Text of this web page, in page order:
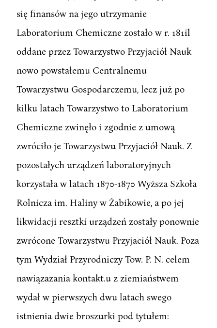
się finansów na jego utrzymanie
Laboratorium Chemiczne zostało w r. 181il
oddane przez Towarzystwo Przyjaciół Nauk
nowo powstałemu Centralnemu
Towarzystwu Gospodarczemu, lecz już po
kilku latach Towarzystwo to Laboratorium
Chemiczne zwinęło i zgodnie z umową
zwróciło je Towarzystwu Przyjaciół Nauk. Z
pozostałych urządzeń laboratoryjnych
korzystała w latach 1870-1870 Wyższa Szkoła
Rolnicza im. Haliny w Żabikowie, a po jej
likwidacji resztki urządzeń zostały ponownie
zwrócone Towarzystwu Przyjaciół Nauk. Poza
tym Wydział Przyrodniczy Tow. P. N. celem
nawiązazania kontakt.u z ziemiaństwem
wydał w pierwszych dwu latach swego
istnienia dwie broszurki pod tytułem: